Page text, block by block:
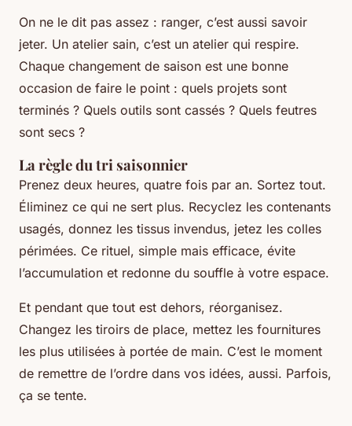
On ne le dit pas assez : ranger, c’est aussi savoir
jeter. Un atelier sain, c’est un atelier qui respire.
Chaque changement de saison est une bonne
occasion de faire le point : quels projets sont
terminés ? Quels outils sont cassés ? Quels feutres
sont secs ?
La règle du tri saisonnier
Prenez deux heures, quatre fois par an. Sortez tout.
Éliminez ce qui ne sert plus. Recyclez les contenants
usagés, donnez les tissus invendus, jetez les colles
périmées. Ce rituel, simple mais efficace, évite
l’accumulation et redonne du souffle à votre espace.
Et pendant que tout est dehors, réorganisez.
Changez les tiroirs de place, mettez les fournitures
les plus utilisées à portée de main. C’est le moment
de remettre de l’ordre dans vos idées, aussi. Parfois,
ça se tente.